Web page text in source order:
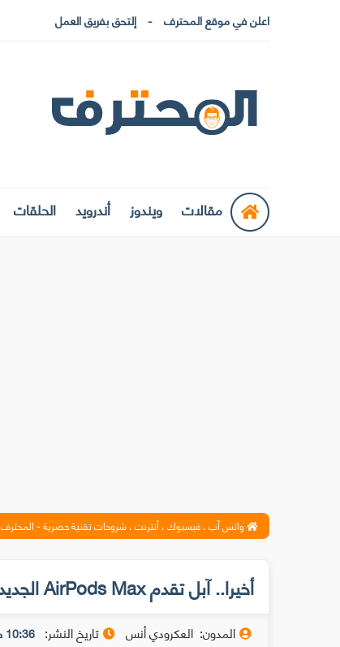
اعلن في موقع المحترف إلتحق بفريق العمل
مقالات ويندوز أندرويد الحلقات
واتس آب ، فيسبوك ، أنترنت ، شروحات تقنية حصرية - المحترف
أخيرا.. آبل تقدم AirPods Max الجديد، لكن الثمن!
المدون: العكرودي أنس تاريخ النشر: 10:36 ص